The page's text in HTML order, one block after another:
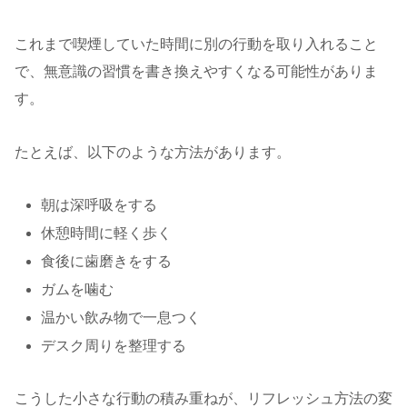
これまで喫煙していた時間に別の行動を取り入れること
で、無意識の習慣を書き換えやすくなる可能性がありま
す。
たとえば、以下のような方法があります。
朝は深呼吸をする
休憩時間に軽く歩く
食後に歯磨きをする
ガムを噛む
温かい飲み物で一息つく
デスク周りを整理する
こうした小さな行動の積み重ねが、リフレッシュ方法の変